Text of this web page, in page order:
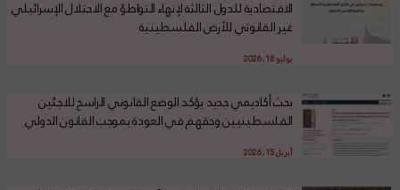
الاقتصادية للدول الثالثة لإنهاء التواطؤ مع الاحتلال الإسرائيلي
غير القانوني للأرض الفلسطينية
يوليو 18, 2026
بحث أكاديمي جديد يؤكد الوضع القانوني الراسخ للاجئين
الفلسطينيين وحقهم في العودة بموجب القانون الدولي
أبريل 15, 2026